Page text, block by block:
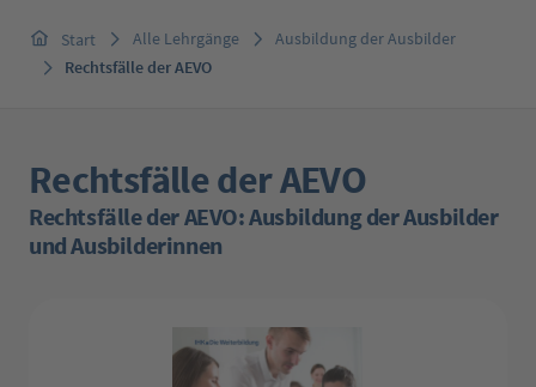
Start Alle Lehrgänge
Ausbildung der Ausbilder
Rechtsfälle der AEVO
Rechtsfälle der AEVO
Rechtsfälle der AEVO: Ausbildung der Ausbilder
und Ausbilderinnen